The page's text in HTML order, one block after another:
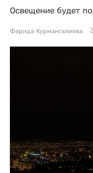
Освещение будет
Фарида Курмангалиева